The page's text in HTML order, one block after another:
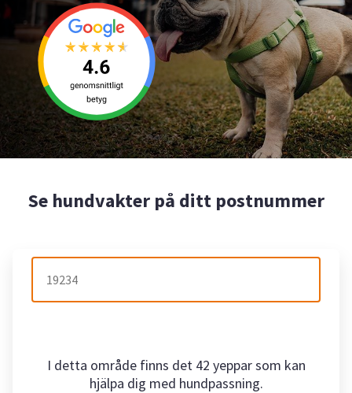
Se hundvakter på ditt postnummer
I detta område finns det 42 yeppar som kan
hjälpa dig med hundpassning.